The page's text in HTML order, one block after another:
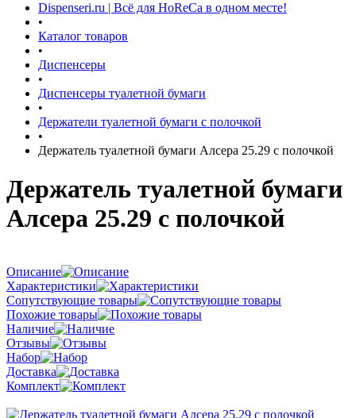
Dispenseri.ru | Всё для HoReCa в одном месте!
•
Каталог товаров
•
Диспенсеры
•
Диспенсеры туалетной бумаги
•
Держатели туалетной бумаги с полочкой
•
Держатель туалетной бумаги Алсера 25.29 с полочкой
Держатель туалетной бумаги
Алсера 25.29 с полочкой
Описание
Характеристики
Сопутствующие товары
Похожие товары
Наличие
Отзывы
Набор
Доставка
Комплект